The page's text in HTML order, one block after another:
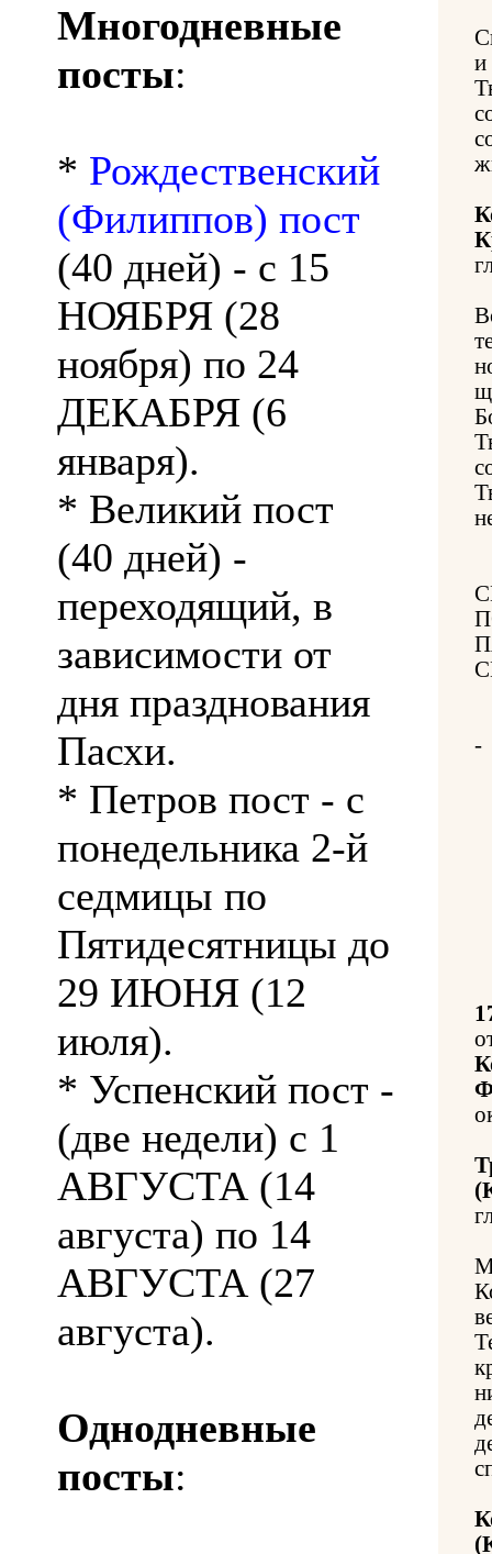
Многодневные
посты:
* Рождественский
(Филиппов) пост
(40 дней) - с 15
НОЯБРЯ (28
ноября) по 24
ДЕКАБРЯ (6
января).
* Великий пост
(40 дней) -
переходящий, в
зависимости от
дня празднования
Пасхи.
* Петров пост - с
понедельника 2-й
седмицы по
Пятидесятницы до
29 ИЮНЯ (12
июля).
* Успенский пост -
(две недели) с 1
АВГУСТА (14
августа) по 14
АВГУСТА (27
августа).
Однодневные
посты:
и
-